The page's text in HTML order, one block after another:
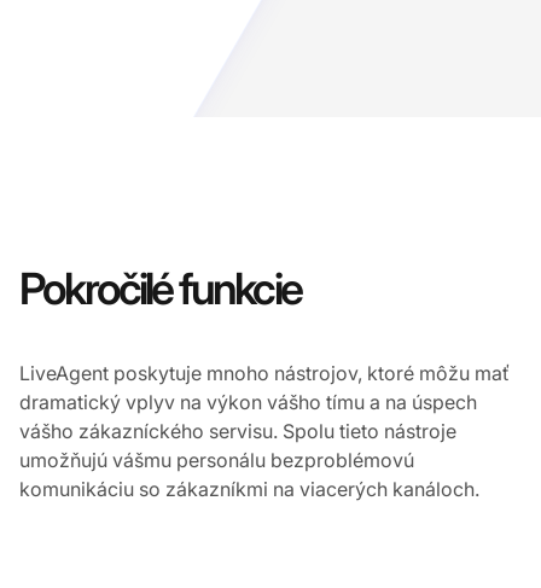
Pokročilé funkcie
LiveAgent poskytuje mnoho nástrojov, ktoré môžu mať
dramatický vplyv na výkon vášho tímu a na úspech
vášho zákazníckého servisu. Spolu tieto nástroje
umožňujú vášmu personálu bezproblémovú
komunikáciu so zákazníkmi na viacerých kanáloch.